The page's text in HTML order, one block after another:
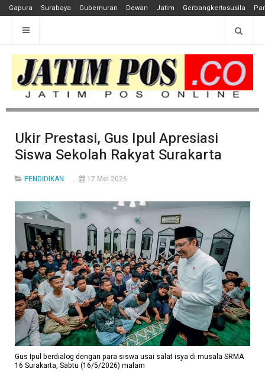
Gapura Surabaya Gubernuran Dewan Jatim Gerbangkertosusila
Ukir Prestasi, Gus Ipul Apresiasi
Siswa Sekolah Rakyat Surakarta
PENDIDIKAN 17 Mei 2026
Gus Ipul berdialog dengan para siswa usai salat isya di musala SRMA
16 Surakarta, Sabtu (16/5/2026) malam